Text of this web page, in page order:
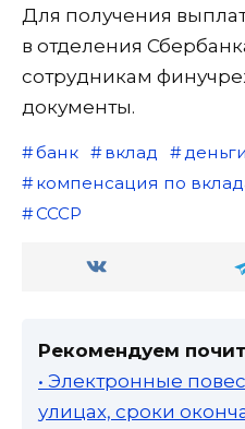
Для получения
в отделения
сотрудникам
документы.
банк вклад
деньги
компенсация по
СССР
Рекомендуем
• Электронные
улицах, сроки